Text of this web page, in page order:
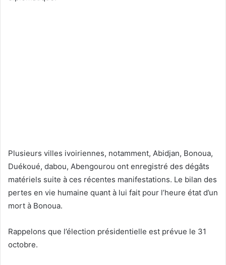
Plusieurs villes ivoiriennes, notamment, Abidjan, Bonoua,
Duékoué, dabou, Abengourou ont enregistré des dégâts
matériels suite à ces récentes manifestations. Le bilan des
pertes en vie humaine quant à lui fait pour l’heure état d’un
mort à Bonoua.
Rappelons que l’élection présidentielle est prévue le 31
octobre.